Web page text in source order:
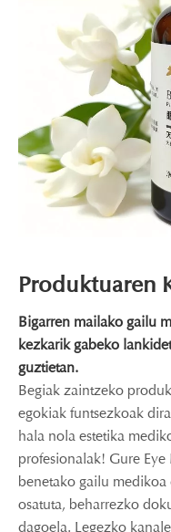
Produktuaren
Bigarren mailako gailu
kezkarik gabeko
guztietan.
Begiak zaintzeko
egokiak funtsezkoak
hala nola estetika
profesionalak! Gure
benetako gailu
osatuta, beharrezko
dagoela. Legezko